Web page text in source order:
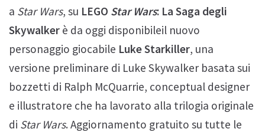
a Star Wars, su LEGO Star Wars: La Saga degli
Skywalker è da oggi disponibileil nuovo
personaggio giocabile Luke Starkiller, una
versione preliminare di Luke Skywalker basata sui
bozzetti di Ralph McQuarrie, conceptual designer
e illustratore che ha lavorato alla trilogia originale
di Star Wars. Aggiornamento gratuito su tutte le